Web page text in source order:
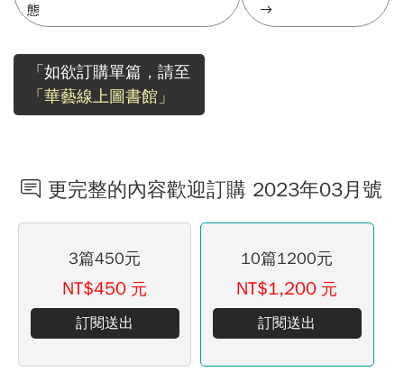
態
「如欲訂購單篇，請至
「華藝線上圖書館」
更完整的內容歡迎訂購 2023年03月號
3篇450元
NT$450 元
訂閱送出
10篇1200元
NT$1,200 元
訂閱送出